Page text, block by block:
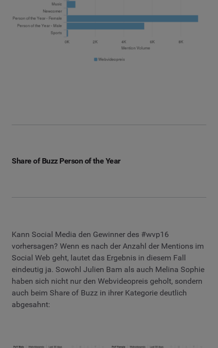
Share of Buzz Person of the Year
Kann Social Media den Gewinner des #wvp16
vorhersagen? Wenn es nach der Anzahl der Mentions im
Social Web geht, lautet das Ergebnis in diesem Fall
eindeutig ja. Sowohl Julien Bam als auch Melina Sophie
haben sich nicht nur den Webvideopreis geholt, sondern
auch beim Share of Buzz in ihrer Kategorie deutlich
abgesahnt: